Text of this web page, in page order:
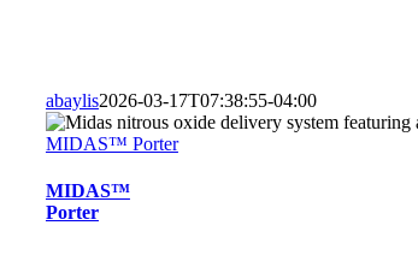
abaylis2026-03-17T07:38:55-04:00
MIDAS™ Porter
MIDAS™
Porter